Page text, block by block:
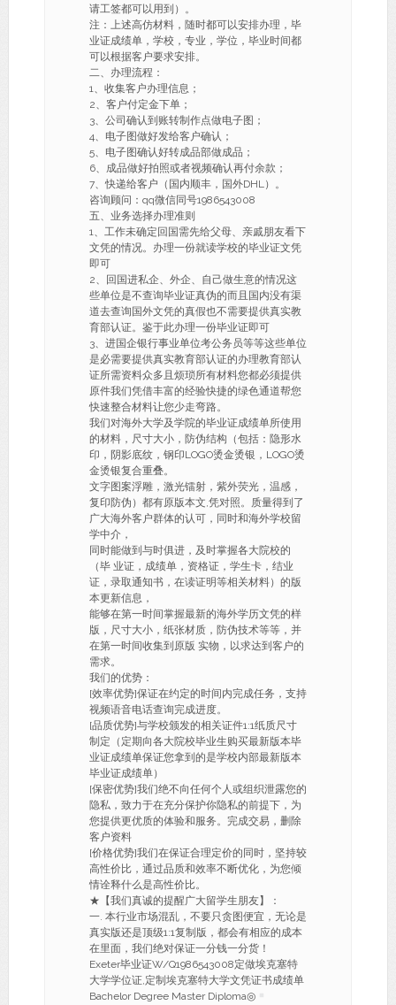
请工签都可以用到）。
注：上述高仿材料，随时都可以安排办理，毕
业证成绩单，学校，专业，学位，毕业时间都
可以根据客户要求安排。
二、办理流程：
1、收集客户办理信息；
2、客户付定金下单；
3、公司确认到账转制作点做电子图；
4、电子图做好发给客户确认；
5、电子图确认好转成品部做成品；
6、成品做好拍照或者视频确认再付余款；
7、快递给客户（国内顺丰，国外DHL）。
咨询顾问：qq微信同号1986543008
五、业务选择办理准则
1、工作未确定回国需先给父母、亲戚朋友看下
文凭的情况。办理一份就读学校的毕业证文凭
即可
2、回国进私企、外企、自己做生意的情况这
些单位是不查询毕业证真伪的而且国内没有渠
道去查询国外文凭的真假也不需要提供真实教
育部认证。鉴于此办理一份毕业证即可
3、进国企银行事业单位考公务员等等这些单位
是必需要提供真实教育部认证的办理教育部认
证所需资料众多且烦琐所有材料您都必须提供
原件我们凭借丰富的经验快捷的绿色通道帮您
快速整合材料让您少走弯路。
我们对海外大学及学院的毕业证成绩单所使用
的材料，尺寸大小，防伪结构（包括：隐形水
印，阴影底纹，钢印LOGO烫金烫银，LOGO烫
金烫银复合重叠。
文字图案浮雕，激光镭射，紫外荧光，温感，
复印防伪）都有原版本文,凭对照。质量得到了
广大海外客户群体的认可，同时和海外学校留
学中介，
同时能做到与时俱进，及时掌握各大院校的
（毕 业证，成绩单，资格证，学生卡，结业
证，录取通知书，在读证明等相关材料）的版
本更新信息，
能够在第一时间掌握最新的海外学历文凭的样
版，尺寸大小，纸张材质，防伪技术等等，并
在第一时间收集到原版 实物，以求达到客户的
需求。
我们的优势：
[效率优势]保证在约定的时间内完成任务，支持
视频语音电话查询完成进度。
[品质优势]与学校颁发的相关证件1:1纸质尺寸
制定（定期向各大院校毕业生购买最新版本毕
业证成绩单保证您拿到的是学校内部最新版本
毕业证成绩单）
[保密优势]我们绝不向任何个人或组织泄露您的
隐私，致力于在充分保护你隐私的前提下，为
您提供更优质的体验和服务。完成交易，删除
客户资料
[价格优势]我们在保证合理定价的同时，坚持较
高性价比，通过品质和效率不断优化，为您倾
情诠释什么是高性价比。
★【我们真诚的提醒广大留学生朋友】：
一. 本行业市场混乱，不要只贪图便宜，无论是
真实版还是顶级1:1复制版，都会有相应的成本
在里面，我们绝对保证一分钱一分货！
Exeter毕业证W/Q1986543008定做埃克塞特
大学学位证,定制埃克塞特大学文凭证书成绩单
Bachelor Degree Master Diploma◎